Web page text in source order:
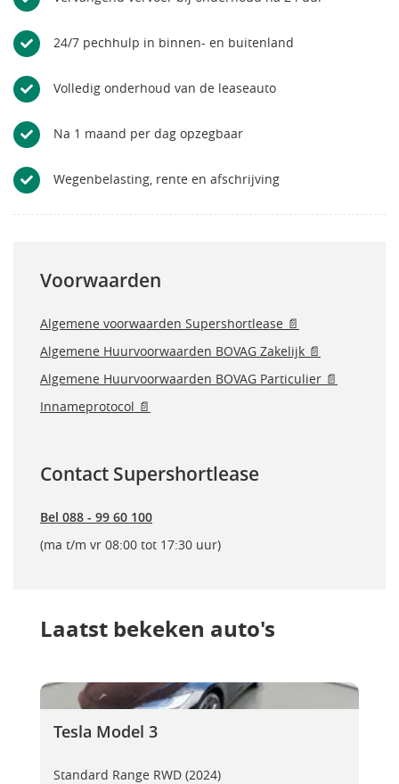
24/7 pechhulp in binnen- en buitenland
Volledig onderhoud van de leaseauto
Na 1 maand per dag opzegbaar
Wegenbelasting, rente en afschrijving
Voorwaarden
Algemene voorwaarden Supershortlease 📄
Algemene Huurvoorwaarden BOVAG Zakelijk 📄
Algemene Huurvoorwaarden BOVAG Particulier 📄
Innameprotocol 📄
Contact Supershortlease
Bel 088 - 99 60 100
(ma t/m vr 08:00 tot 17:30 uur)
Laatst bekeken auto's
Tesla Model 3
Tesla Model 3
Tesla Model 3
Standard Range RWD (2024)